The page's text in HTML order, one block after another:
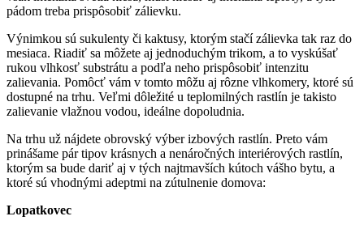
pádom treba prispôsobiť zálievku.
Výnimkou sú sukulenty či kaktusy, ktorým stačí zálievka tak raz do
mesiaca. Riadiť sa môžete aj jednoduchým trikom, a to vyskúšať
rukou vlhkosť substrátu a podľa neho prispôsobiť intenzitu
zalievania. Pomôcť vám v tomto môžu aj rôzne vlhkomery, ktoré sú
dostupné na trhu. Veľmi dôležité u teplomilných rastlín je takisto
zalievanie vlažnou vodou, ideálne dopoludnia.
Na trhu už nájdete obrovský výber izbových rastlín. Preto vám
prinášame pár tipov krásnych a nenáročných interiérových rastlín,
ktorým sa bude dariť aj v tých najtmavších kútoch vášho bytu, a
ktoré sú vhodnými adeptmi na zútulnenie domova:
Lopatkovec